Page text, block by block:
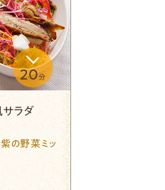
サラダ
20分
の野菜ミッ